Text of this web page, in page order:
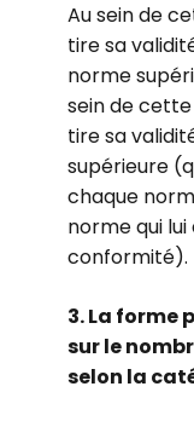
Au sein de
tire sa
norme
sein de
tire sa
supérieure
chaque
norme qui
conformité).
3. La forme
sur le
selon la